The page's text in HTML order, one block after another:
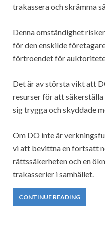
trakassera och skrämma
Denna omständighet
för den enskilde
förtroendet för
Det är av största vikt att
resurser för att
sig trygga och skyddade
Om DO inte är
vi att bevittna en fortsatt
rättssäkerheten och en
trakasserier i samhället.
CONTINUE READING